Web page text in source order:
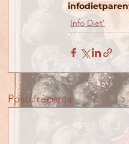
infodiet
Info Diet'
Posts récents